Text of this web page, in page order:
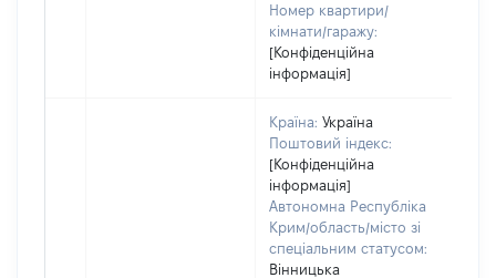
Номер квартири/
кімнати/гаражу:
[Конфіденційна
інформація]
Країна: Україна
Поштовий індекс:
[Конфіденційна
інформація]
Автономна Республіка
Крим/область/місто зі
спеціальним статусом:
Вінницька